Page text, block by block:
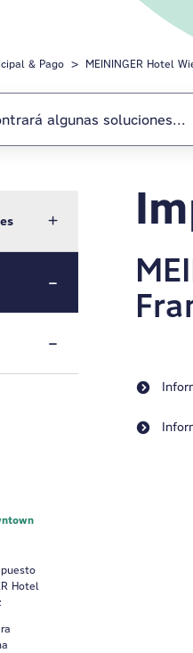
& Pago MEININGER Hotel
Hotel